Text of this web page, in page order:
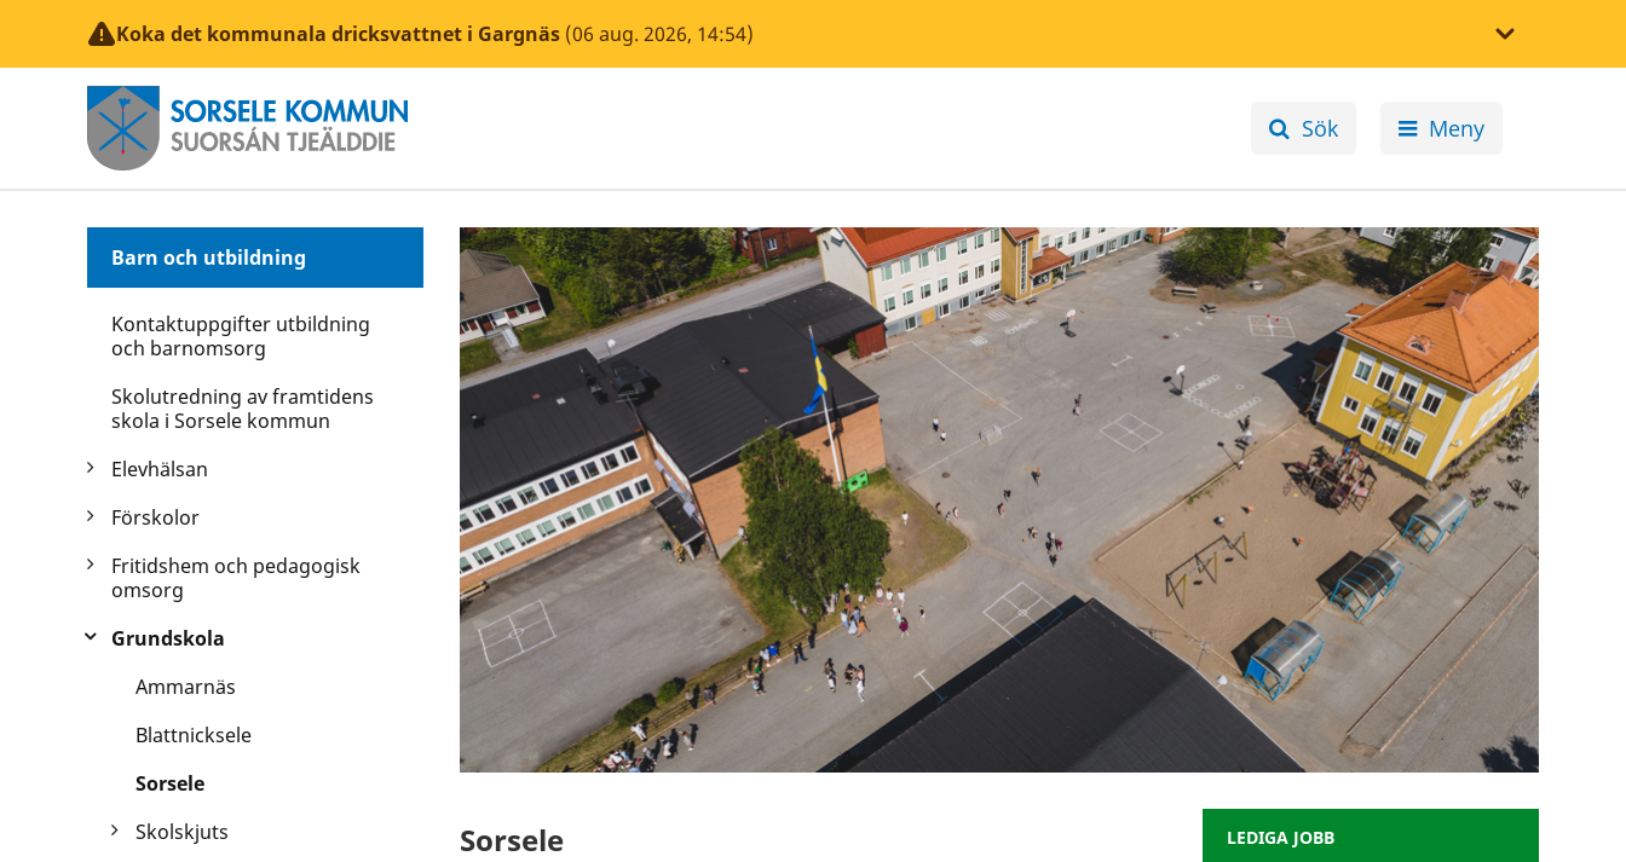
Koka det kommunala dricksvattnet i Gargnäs (06 aug. 2026, 14:54)
Sök Meny
Barn och utbildning
Kontaktuppgifter utbildning
och barnomsorg
Skolutredning av framtidens
skola i Sorsele kommun
Elevhälsan
Förskolor
Fritidshem och pedagogisk
omsorg
Grundskola
Ammarnäs
Blattnicksele
Sorsele
Skolskjuts
Sorsele LEDIGA JOBB